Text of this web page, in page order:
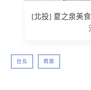
[北投] 夏之泉美
台北 商旅